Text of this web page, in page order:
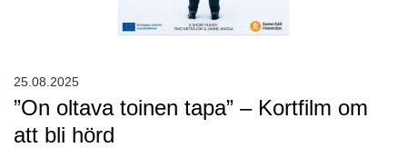
”On oltava toinen tapa” – Kortfilm om
att bli hörd
25.08.2025